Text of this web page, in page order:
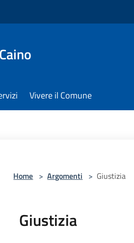
Vivere il Comune
Home > Argomenti > Giustizia
Giustizia